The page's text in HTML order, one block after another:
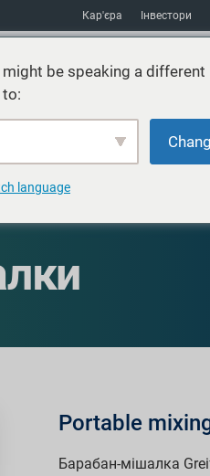
Кар'єра Інвестори
Стійкість
Portable
Барабан-мішалка
be speaking a different
language